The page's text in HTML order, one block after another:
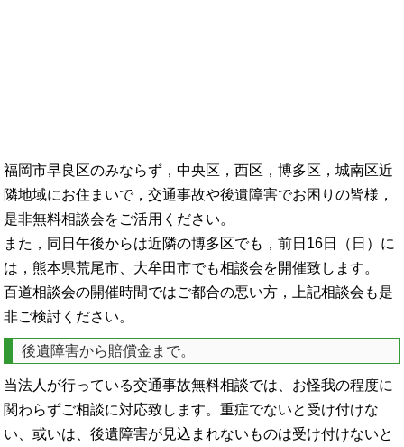
福岡市早良区のみならず，中央区，西区，博多区，城南区近
隣地域にお住まいで，交通事故や後遺障害でお困りの皆様，
是非無料相談会をご活用ください。
また，同日午後からは近隣の博多区でも，前日16日（日）に
は，熊本県荒尾市、大牟田市でも相談会を開催致します。
百道相談会の開催時間ではご都合の悪い方，上記相談会も是
非ご検討ください。
後遺障害から賠償金まで。
当法人が行っている交通事故無料相談では、お怪我の程度に
関わらずご相談に対応致します。重症でないと受け付けな
い、或いは、後遺障害が見込まれないものは受け付けないと